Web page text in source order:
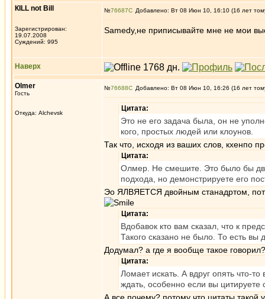
КILL not Вill
Зарегистрирован:
19.07.2008
Суждений: 995
№76687 Добавлено: Вт 08 Июн 10, 16:10 (16 лет
Samedy,не приписывайте мне не мои
Наверх
Olmer
Гость
Откуда: Alchevsk
№76688 Добавлено: Вт 08 Июн 10, 16:26 (16 лет
Цитата:
Это не его задача была, он не
кого, простых людей или клоунов.
Так что, исходя из ваших слов, кхенпо
Цитата:
Олмер. Не смешите. Это было бы
подхода, но демонстрируете его
Эо ЯЛВЯЕТСЯ двойным станадртом,
Цитата:
Вдобавок кто вам сказал, что к
Такого сказано не было. То есть вы
Додумал? а где я вообще такое
Цитата:
Ломает искать. А вдруг опять что-
ждать, особенно если вы цитируете